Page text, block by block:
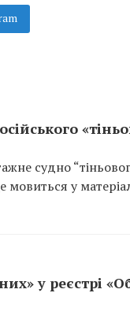
судно
мовиться у
у реєстрі